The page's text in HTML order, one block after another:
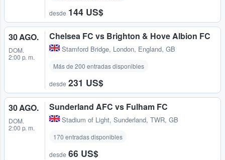
desde 144 US$
30 AGO.
DOM.
2:00 p. m.
Chelsea FC vs Brighton & Hove Albion FC
Stamford Bridge, London, England, GB
Más de 200 entradas disponibles
desde 231 US$
30 AGO.
DOM.
2:00 p. m.
Sunderland AFC vs Fulham FC
Stadium of Light, Sunderland, TWR, GB
170 entradas disponibles
desde 66 US$